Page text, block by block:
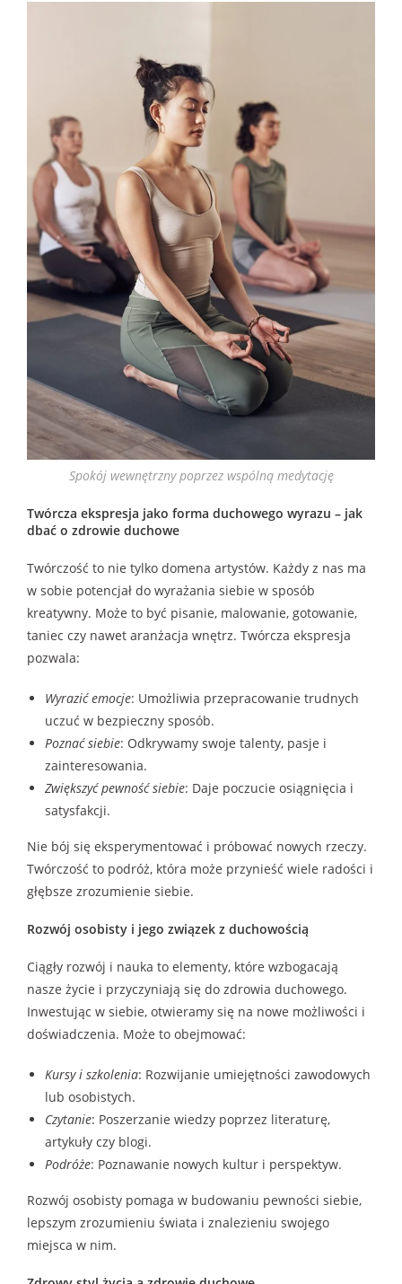
Spokój wewnętrzny poprzez wspólną medytację
Twórcza ekspresja jako forma duchowego wyrazu – jak
dbać o zdrowie duchowe
Twórczość to nie tylko domena artystów. Każdy z nas ma
w sobie potencjał do wyrażania siebie w sposób
kreatywny. Może to być pisanie, malowanie, gotowanie,
taniec czy nawet aranżacja wnętrz. Twórcza ekspresja
pozwala:
Wyrazić emocje: Umożliwia przepracowanie trudnych
uczuć w bezpieczny sposób.
Poznać siebie: Odkrywamy swoje talenty, pasje i
zainteresowania.
Zwiększyć pewność siebie: Daje poczucie osiągnięcia i
satysfakcji.
Nie bój się eksperymentować i próbować nowych rzeczy.
Twórczość to podróż, która może przynieść wiele radości i
głębsze zrozumienie siebie.
Rozwój osobisty i jego związek z duchowością
Ciągły rozwój i nauka to elementy, które wzbogacają
nasze życie i przyczyniają się do zdrowia duchowego.
Inwestując w siebie, otwieramy się na nowe możliwości i
doświadczenia. Może to obejmować:
Kursy i szkolenia: Rozwijanie umiejętności zawodowych
lub osobistych.
Czytanie: Poszerzanie wiedzy poprzez literaturę,
artykuły czy blogi.
Podróże: Poznawanie nowych kultur i perspektyw.
Rozwój osobisty pomaga w budowaniu pewności siebie,
lepszym zrozumieniu świata i znalezieniu swojego
miejsca w nim.